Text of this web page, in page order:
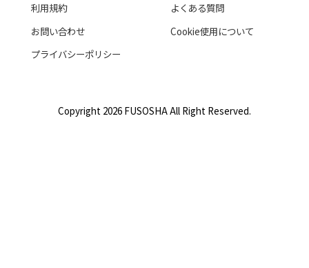
利用規約
よくある質問
お問い合わせ
Cookie使用について
プライバシーポリシー
Copyright 2026 FUSOSHA All Right Reserved.